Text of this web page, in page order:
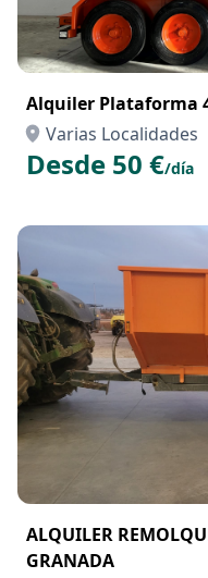
Alquiler Plataforma
Varias Localidades
Desde 50 €/día
ALQUILER
GRANADA